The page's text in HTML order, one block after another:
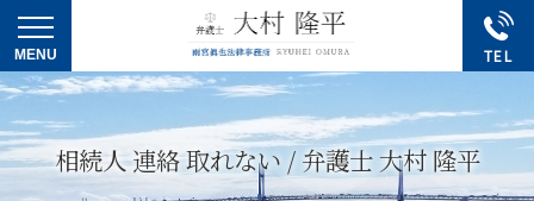
相続人 連絡 取れない / 弁護士 大村 隆平